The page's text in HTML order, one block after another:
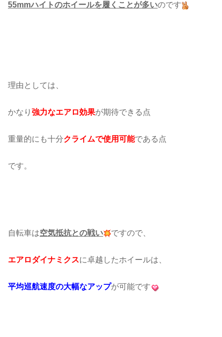
55mmハイトのホイールを履くことが多いのです
理由としては、
かなり 強力なエアロ効果が期待できる点
重量的にも十分クライムで使用可能である点
です。
自転車は空気抵抗との戦い ですので、
エアロダイナミクスに卓越したホイールは、
平均巡航速度の大幅なアップが可能です